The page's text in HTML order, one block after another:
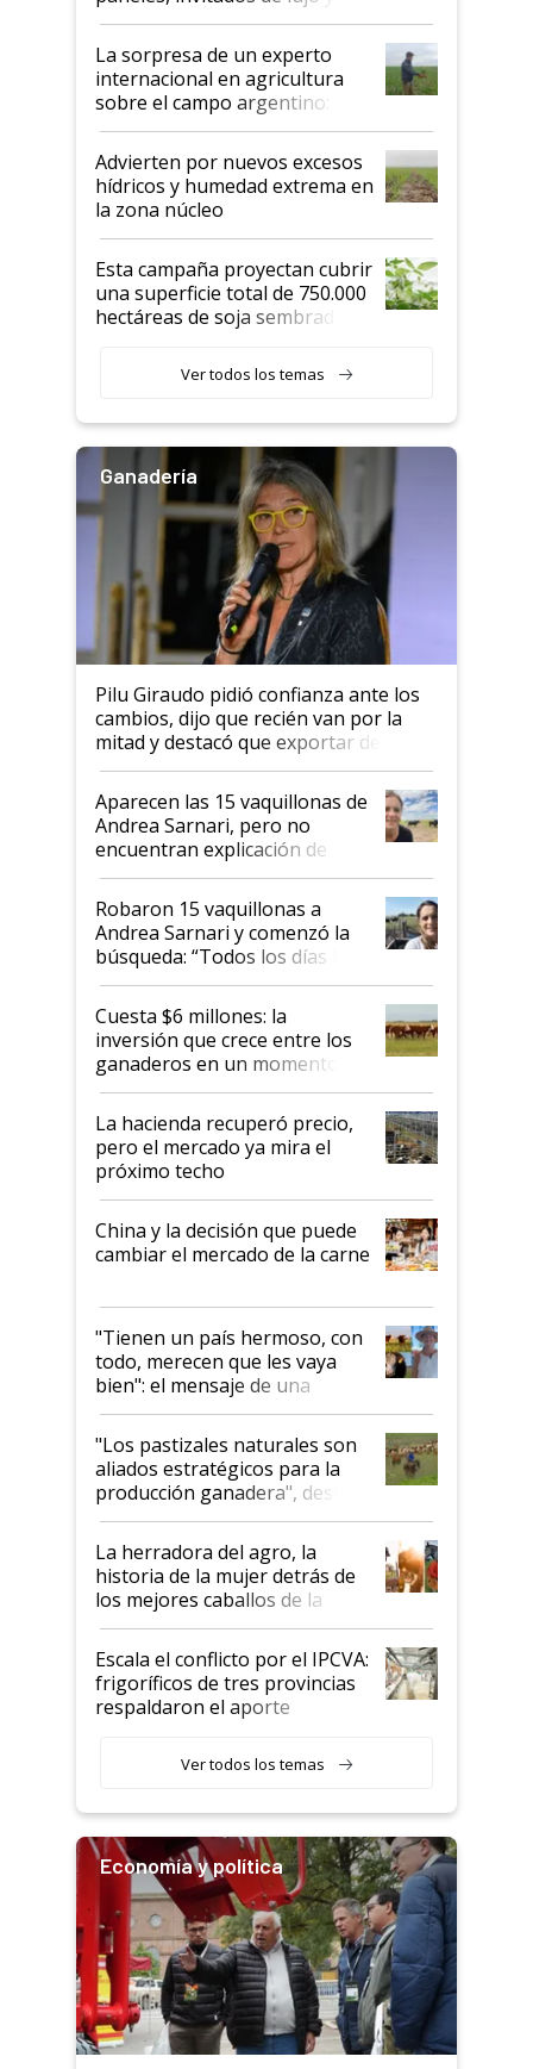
todas las tendencias
La sorpresa de un experto
internacional en agricultura
sobre el campo argentino:
"Estoy muy impresionado"
Advierten por nuevos excesos
hídricos y humedad extrema en
la zona núcleo
Esta campaña proyectan cubrir
una superficie total de 750.000
hectáreas de soja sembradas
variedades que marcan un
salto tecnológico en genética y
Ver todos los temas
Ganadería
Pilu Giraudo pidió confianza ante los
cambios, dijo que recién van por la
mitad y destacó que exportar dejó de
ser "para unos pocos": "Tenemos un
mandato muy claro del gobierno
nacional"
Aparecen las 15 vaquillonas de
Andrea Sarnari, pero no
encuentran explicación de
cómo llegaron allí
Robaron 15 vaquillonas a
Andrea Sarnari y comenzó la
búsqueda: “Todos los días le
toca a algún productor”
Cuesta $6 millones: la
inversión que crece entre los
ganaderos en un momento
histórico para la actividad
La hacienda recuperó precio,
pero el mercado ya mira el
próximo techo
China y la decisión que puede
cambiar el mercado de la carne
"Tienen un país hermoso, con
todo, merecen que les vaya
bien": el mensaje de una
ganadera uruguaya sobre las
oportunidades que se abren
para el agro en Argentina, con
foco en la carne
"Los pastizales naturales son
aliados estratégicos para la
producción ganadera", destaca
la iniciativa que ya reúne a 46
establecimientos en Argentina
La herradora del agro, la
historia de la mujer detrás de
los mejores caballos de la
Argentina y los mitos que
todavía hacen sufrir a estos
animales: "Mientras me
descalificaban, yo seguí
haciendo currículum"
Escala el conflicto por el IPCVA:
frigoríficos de tres provincias
respaldaron el aporte
Ver todos los temas
Economía y política